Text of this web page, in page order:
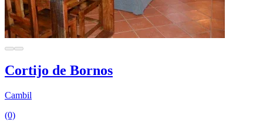
Cortijo de Bornos
Cambil
(0)